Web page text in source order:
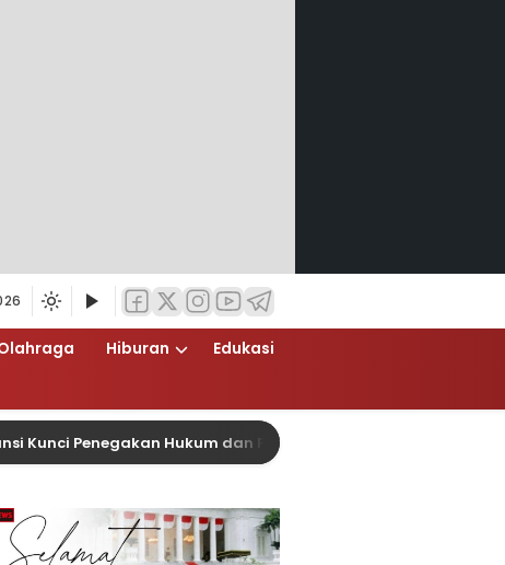
Hiburan
Edukasi
Penegakan Hukum dan Perlindungan Masyarakat, Bea